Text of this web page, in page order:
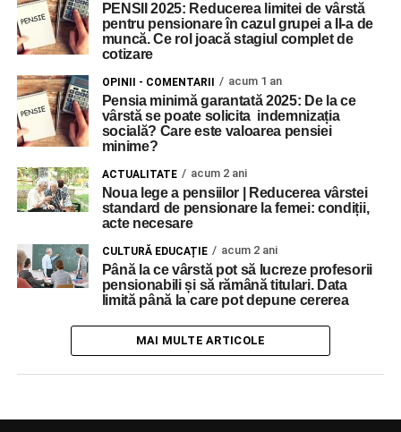
PENSII 2025: Reducerea limitei de vârstă
pentru pensionare în cazul grupei a II-a de
muncă. Ce rol joacă stagiul complet de
cotizare
OPINII - COMENTARII acum 1 an
Pensia minimă garantată 2025: De la ce
vârstă se poate solicita indemnizația
socială? Care este valoarea pensiei
minime?
ACTUALITATE acum 2 ani
Noua lege a pensiilor | Reducerea vârstei
standard de pensionare la femei: condiții,
acte necesare
CULTURĂ EDUCAȚIE acum 2 ani
Până la ce vârstă pot să lucreze profesorii
pensionabili și să rămână titulari. Data
limită până la care pot depune cererea
MAI MULTE ARTICOLE